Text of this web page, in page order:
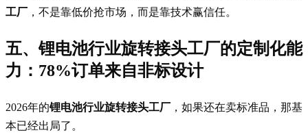
工厂 ，不是靠低价抢市场，而是靠技术赢信任。
五、锂电池行业旋转接头工厂的定制化能
力：78%订单来自非标设计
2026年的锂电池行业旋转接头工厂 ，如果还在卖标准品，那基
本已经出局了。